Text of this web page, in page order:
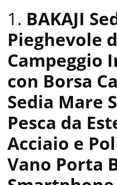
1. BAKAJI
Pieghevole
Campeggio
con Borsa
Sedia Mare
Pesca da
Acciaio e
Vano Porta